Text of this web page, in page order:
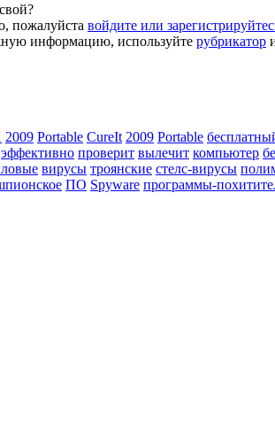
пожалуйста войдите или
информацию, используйте рубрикатор
2009 Portable CureIt 2009 Portable
эффективно проверит вылечит компьютер
вирусы троянские стелс-вирусы
ПО Spyware программы-